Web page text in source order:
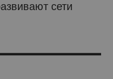
сети